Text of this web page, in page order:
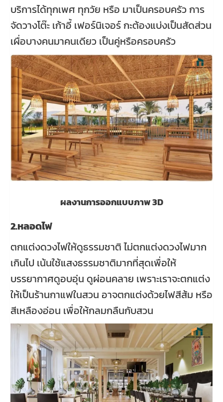
บริการได้ทุกเพศ ทุกวัย หรือ มาเป็นครอบครัว การ
จัดวางโต๊ะ เก้าอี้ เฟอร์นิเจอร์ กะต้องแบ่งเป็นสัดส่วน
เผื่อบางคนมาคนเดียว เป็นคู่หรือครอบครัว
ผลงานการออกแบบภาพ 3D
2.หลอดไฟ
ตกแต่งดวงไฟให้ดูธรรมชาติ ไม่ตกแต่งดวงไฟมาก
เกินไป เน้นใช้แสงธรรมชาติมากที่สุดเพื่อให้
บรรยากาศดูอบอุ่น ดูผ่อนคลาย เพราะเราจะตกแต่ง
ให้เป็นร้านกาแฟในสวน อาจตกแต่งด้วยไฟสีส้ม หรือ
สีเหลืองอ่อน เพื่อให้กลมกลืนกับสวน